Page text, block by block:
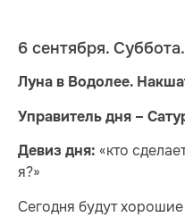
6 сентября. Суббота.
Луна в Водолее.
Управитель дня –
Девиз дня: «кто
я?»
Сегодня будут